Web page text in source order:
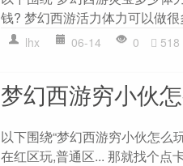
钱? 梦幻西游活力体力可以做
lhx 06-14 0 518
梦幻西游穷小伙
以下围绕“梦幻西游穷小伙怎么
在红区玩,普通区... 那就找个点